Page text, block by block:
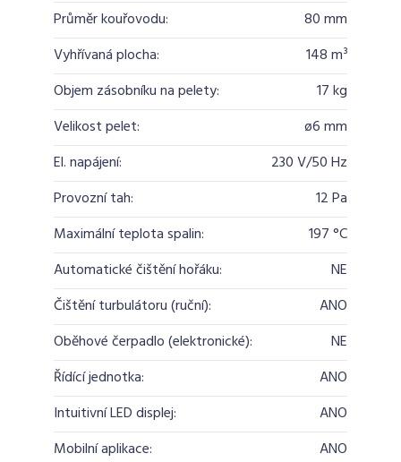
Průměr kouřovodu:
80 mm
Vyhřívaná plocha:
148 m³
Objem zásobníku na pelety:
17 kg
Velikost pelet:
ø6 mm
El. napájení:
230 V/50 Hz
Provozní tah:
12 Pa
Maximální teplota spalin:
197 °C
Automatické čištění hořáku:
NE
Čištění turbulátoru (ruční):
ANO
Oběhové čerpadlo (elektronické):
NE
Řídící jednotka:
ANO
Intuitivní LED displej:
ANO
Mobilní aplikace:
ANO